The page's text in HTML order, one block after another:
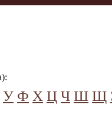
У Ф Х Ц Ч Ш Щ